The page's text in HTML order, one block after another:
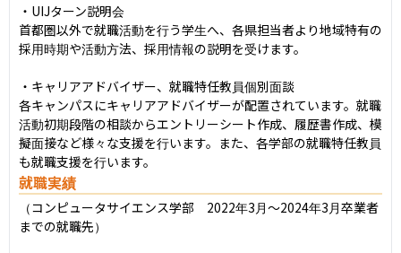
・UIJターン説明会
首都圏以外で就職活動を行う学生へ、各県担当者より地域特有の
採用時期や活動方法、採用情報の説明を受けます。
・キャリアアドバイザー、就職特任教員個別面談
各キャンパスにキャリアアドバイザーが配置されています。就職
活動初期段階の相談からエントリーシート作成、履歴書作成、模
擬面接など様々な支援を行います。また、各学部の就職特任教員
も就職支援を行います。
就職実績
（コンピュータサイエンス学部　2022年3月～2024年3月卒業者
までの就職先）